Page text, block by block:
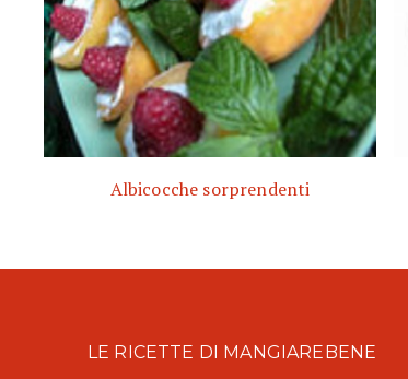
Albicocche sorprendenti
LE RICETTE DI MANGIAREBENE